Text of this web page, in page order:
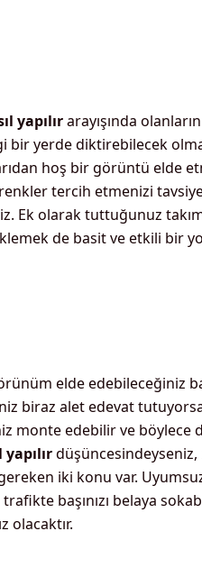
yapılırarayışında
yerde diktirebilecek
hoş bir görüntü elde
renkler tercih etmenizi
Ek olarak tuttuğunuz
de basit ve etkili bir
elde edebileceğiniz
biraz alet edevat
monte edebilir ve böylece
iki konu var.
başınızı belaya
olacaktır.